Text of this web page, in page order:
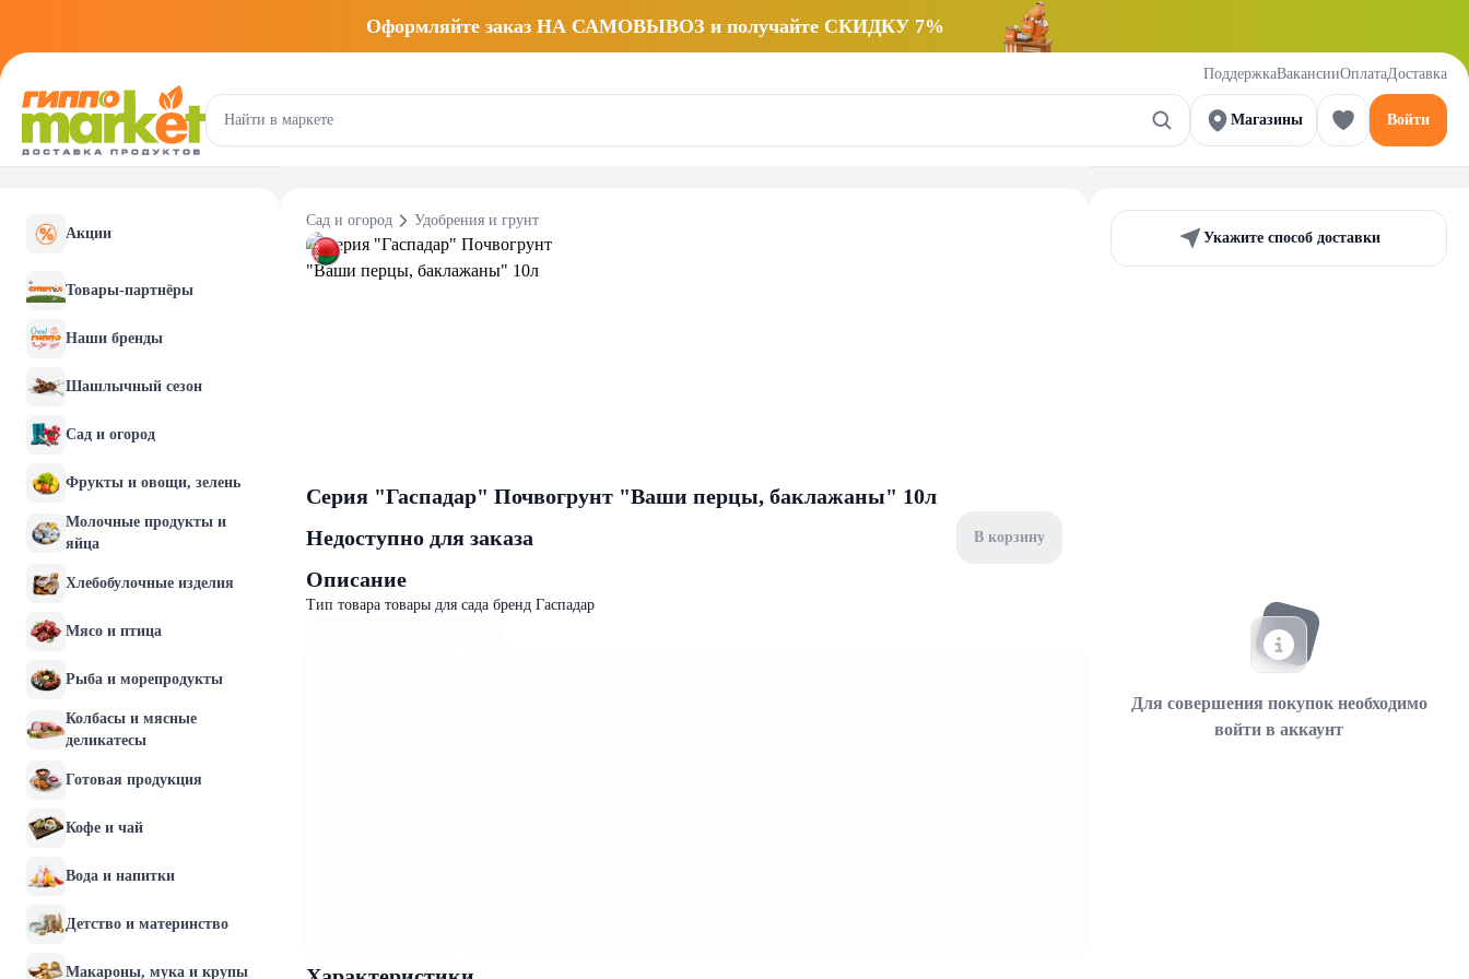
Оформляйте заказ НА САМОВЫВОЗ и получайте СКИДКУ 7%
ПоддержкаВакансииОплатаДоставка
Магазины Войти
Акции
Товары-партнёры
Наши бренды
Шашлычный сезон
Сад и огород
Фрукты и овощи, зелень
Молочные продукты и
яйца
Хлебобулочные изделия
Мясо и птица
Рыба и морепродукты
Колбасы и мясные
деликатесы
Готовая продукция
Кофе и чай
Вода и напитки
Детство и материнство
Макароны, мука и крупы
Сад и огород Удобрения и грунт
Серия "Гаспадар" Почвогрунт "Ваши перцы, баклажаны" 10л
Недоступно для заказа
В корзину
Описание
Тип товара товары для сада бренд Гаспадар
Укажите способ доставки
Для совершения покупок необходимо
войти в аккаунт